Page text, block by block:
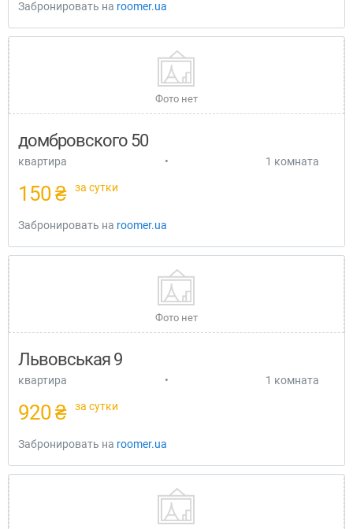
Забронировать на roomer.ua
Фото нет
домбровского 50
квартира • 1 комната
150 ₴ за сутки
Забронировать на roomer.ua
Фото нет
Львовськая 9
квартира • 1 комната
920 ₴ за сутки
Забронировать на roomer.ua